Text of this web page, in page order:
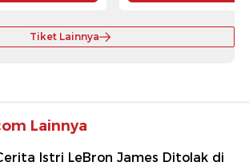
Tiket Lainnya
Lainnya
Istri LeBron James Ditolak di